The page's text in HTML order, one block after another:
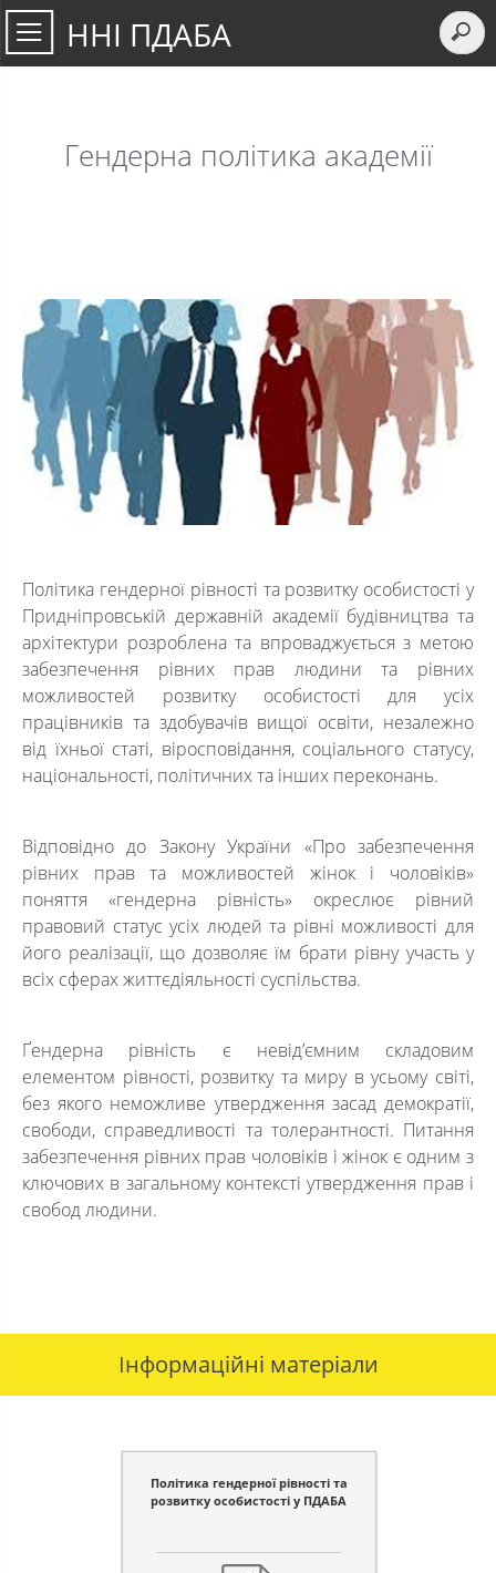
ННІ ПДАБА
Гендерна політика академії
Політика гендерної рівності та розвитку особистості у
Придніпровській державній академії будівництва та
архітектури розроблена та впроваджується з метою
забезпечення рівних прав людини та рівних
можливостей розвитку особистості для усіх
працівників та здобувачів вищої освіти, незалежно
від їхньої статі, віросповідання, соціального статусу,
національності, політичних та інших переконань.
Відповідно до Закону України «Про забезпечення
рівних прав та можливостей жінок і чоловіків»
поняття «гендерна рівність» окреслює рівний
правовий статус усіх людей та рівні можливості для
його реалізації, що дозволяє їм брати рівну участь у
всіх сферах життєдіяльності суспільства.
Ґендерна рівність є невід’ємним складовим
елементом рівності, розвитку та миру в усьому світі,
без якого неможливе утвердження засад демократії,
свободи, справедливості та толерантності. Питання
забезпечення рівних прав чоловіків і жінок є одним з
ключових в загальному контексті утвердження прав і
свобод людини.
Інформаційні матеріали
Політика гендерної рівності та
розвитку особистості у ПДАБА